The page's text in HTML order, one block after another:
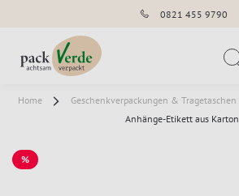
0821 455 9790
Home Geschenkverpackungen & Tragetaschen
Anhänge-Etikett aus Karton
%